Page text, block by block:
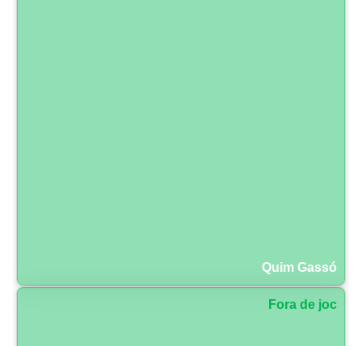
Quim Gassó
Fora de joc